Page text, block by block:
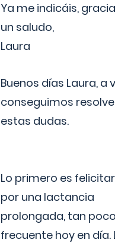
Ya me indicáis,
un saludo,
Laura
Buenos días Laura, a
conseguimos
estas dudas.
Lo primero es
por una lactancia
prolongada, tan poco
frecuente hoy en día.